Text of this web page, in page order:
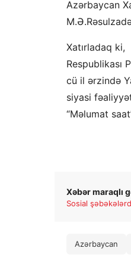
Azərbaycan
Xatırladaq ki,
Respublikası
cü il ərzində
siyasi
“Məlumat
Xəbər maraqlı
Sosial
Azərbaycan